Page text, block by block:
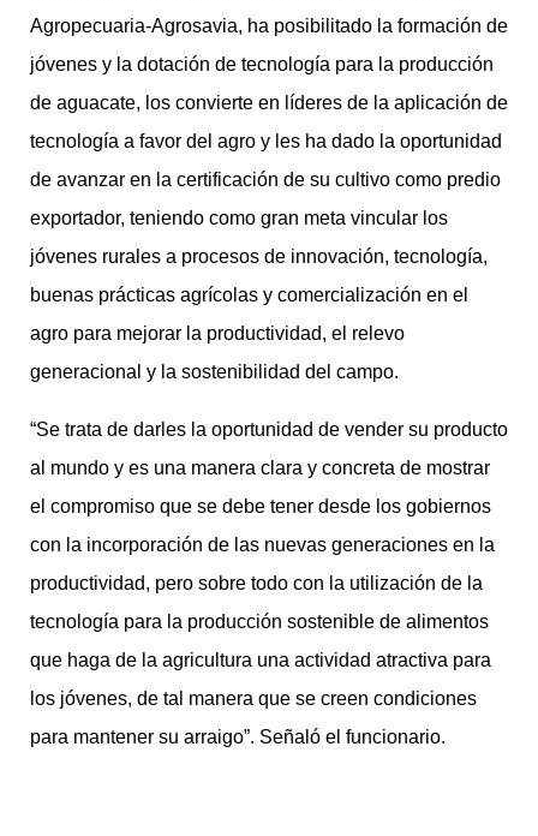
Agropecuaria-Agrosavia, ha posibilitado la formación de
jóvenes y la dotación de tecnología para la producción
de aguacate, los convierte en líderes de la aplicación de
tecnología a favor del agro y les ha dado la oportunidad
de avanzar en la certificación de su cultivo como predio
exportador, teniendo como gran meta vincular los
jóvenes rurales a procesos de innovación, tecnología,
buenas prácticas agrícolas y comercialización en el
agro para mejorar la productividad, el relevo
generacional y la sostenibilidad del campo.
“Se trata de darles la oportunidad de vender su producto
al mundo y es una manera clara y concreta de mostrar
el compromiso que se debe tener desde los gobiernos
con la incorporación de las nuevas generaciones en la
productividad, pero sobre todo con la utilización de la
tecnología para la producción sostenible de alimentos
que haga de la agricultura una actividad atractiva para
los jóvenes, de tal manera que se creen condiciones
para mantener su arraigo”. Señaló el funcionario.